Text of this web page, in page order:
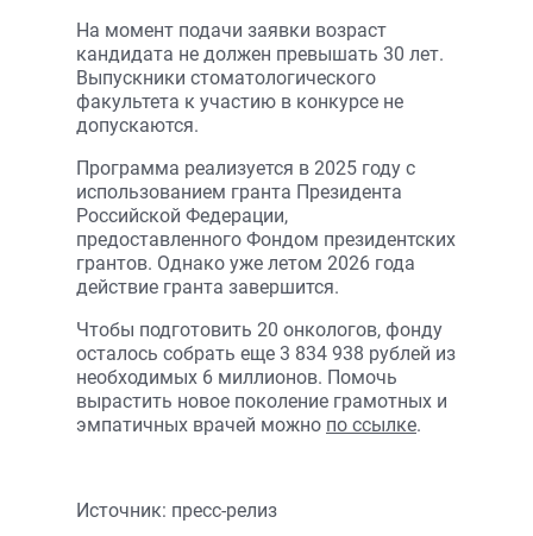
На момент подачи заявки возраст
кандидата не должен превышать 30 лет.
Выпускники стоматологического
факультета к участию в конкурсе не
допускаются.
Программа реализуется в 2025 году с
использованием гранта Президента
Российской Федерации,
предоставленного Фондом президентских
грантов. Однако уже летом 2026 года
действие гранта завершится.
Чтобы подготовить 20 онкологов, фонду
осталось собрать еще 3 834 938 рублей из
необходимых 6 миллионов. Помочь
вырастить новое поколение грамотных и
эмпатичных врачей можно по ссылке.
Источник: пресс-релиз